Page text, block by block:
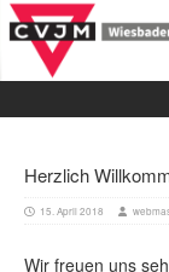
Herzlich
15. April 2018
Wir freuen uns